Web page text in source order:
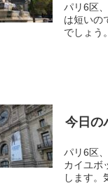
パリ6区
は短いの
でしょう
今日の
パリ6区
カイユボ
します。